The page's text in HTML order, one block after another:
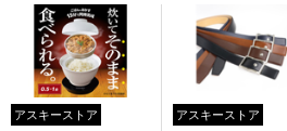
アスキーストア アスキーストア